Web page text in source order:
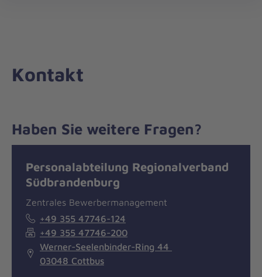
zum
Kontakt
Haben Sie weitere Fragen?
Personalabteilung Regionalverband
Südbrandenburg
Zentrales Bewerbermanagement
+49 355 47746-124
+49 355 47746-200
Werner-Seelenbinder-Ring 44
03048 Cottbus